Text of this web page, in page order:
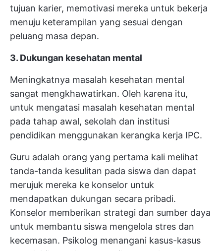
tujuan karier, memotivasi mereka untuk bekerja
menuju keterampilan yang sesuai dengan
peluang masa depan.
3. Dukungan kesehatan mental
Meningkatnya masalah kesehatan mental
sangat mengkhawatirkan. Oleh karena itu,
untuk mengatasi masalah kesehatan mental
pada tahap awal, sekolah dan institusi
pendidikan menggunakan kerangka kerja IPC.
Guru adalah orang yang pertama kali melihat
tanda-tanda kesulitan pada siswa dan dapat
merujuk mereka ke konselor untuk
mendapatkan dukungan secara pribadi.
Konselor memberikan strategi dan sumber daya
untuk membantu siswa mengelola stres dan
kecemasan. Psikolog menangani kasus-kasus